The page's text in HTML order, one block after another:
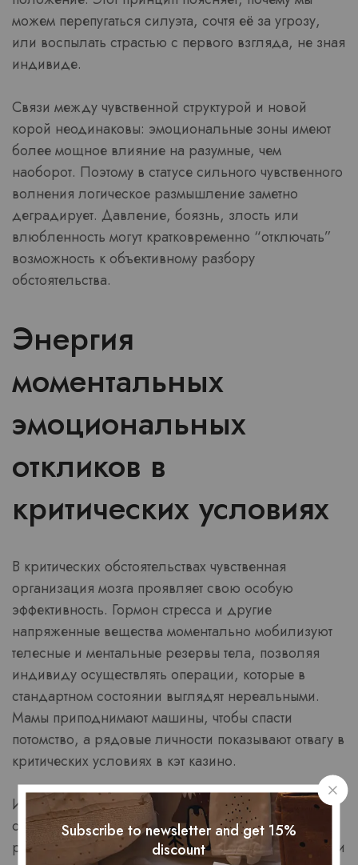
можем перепугаться силуэта, сочтя её за угрозу,
или воспылать страстью с первого взгляда, не зная
индивиде.
Связи между чувственной структурой и новой
корой неодинаковы: эмоциональные зоны имеют
более мощное влияние на разумные, чем
наоборот. Поэтому в статусе сильного чувственного
волнения логическое размышление заметно
деградирует. Давление, боязнь, злость или
влюбленность могут кратковременно “отключать”
возможность к объективному разбору
обстоятельства.
Энергия
моментальных
эмоциональных
откликов в
критических условиях
В критических обстоятельствах чувственная
организация мозга проявляет свою особую
эффективность. Гормон стресса и другие
напряженные вещества моментально мобилизуют
телесные и ментальные резервы тела, позволяя
индивиду осуществлять операции, которые в
стандартном состоянии выглядят нереальными.
Мамы приподнимают машины, чтобы спасти
потомство, а рядовые личности показывают отвагу в
критических условиях в кэт казино.
Интуиция, неразрывно связанная с чувственными
операциями, регулярно оказывается точнее
разумного исследования при недостатке срока или
Subscribe to newsletter and get 15%
discount